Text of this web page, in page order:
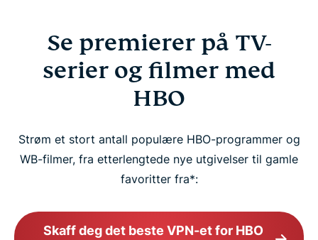
Se premierer på TV-
serier og filmer med
HBO
Strøm et stort antall populære HBO-programmer og
WB-filmer, fra etterlengtede nye utgivelser til gamle
favoritter fra*:
Skaff deg det beste VPN-et for HBO